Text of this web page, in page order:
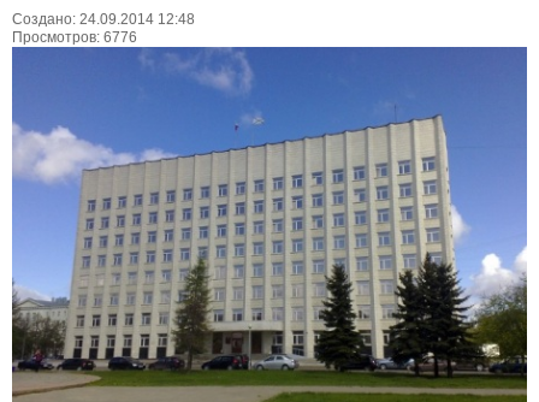
Создано: 24.09.2014 12:48
Просмотров: 6776